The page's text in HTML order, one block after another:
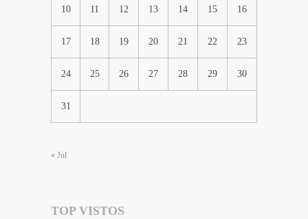
10 11 12 13 14 15 16
17 18 19 20 21 22 23
24 25 26 27 28 29 30
31
« Jul
TOP VISTOS